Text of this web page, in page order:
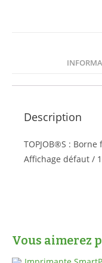
Description
TOPJOB®S :
Affichage défaut /
Vous aimerez